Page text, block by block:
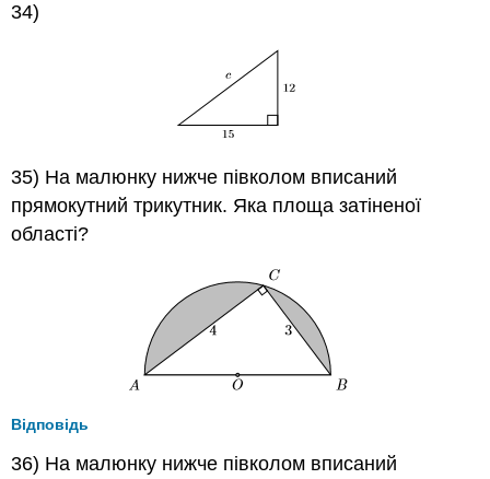
34)
35) На малюнку нижче півколом вписаний
прямокутний трикутник. Яка площа затіненої
області?
Відповідь
36) На малюнку нижче півколом вписаний